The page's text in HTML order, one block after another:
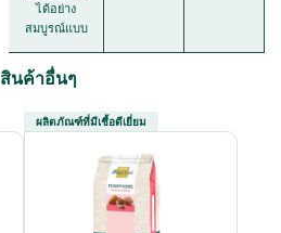
ได้อย่าง
สมบูรณ์แบบ
สินค้าอื่นๆ
ผลิตภัณฑ์ที่มีเชื้อดีเยี่ยม